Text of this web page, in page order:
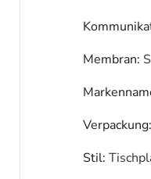
Membran:
Verpackung
Stil: